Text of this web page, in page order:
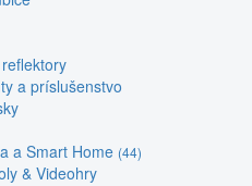
a príslušenstvo
a Smart Home (44)
& Videohry